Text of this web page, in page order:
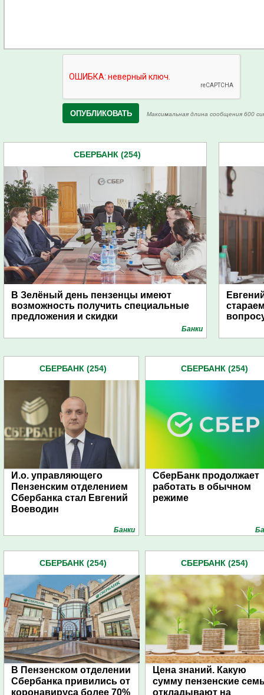
Максимальная длина сообщения 600
СБЕРБАНК (254)
В Зелёный день пензенцы имеют
возможность получить специальные
предложения и скидки
Банки
СБЕРБАНК (254)
И.о. управляющего
Пензенским отделением
Сбербанка стал Евгений
Воеводин
Банки
СБЕРБАНК (254)
СберБанк продолжает
работать в обычном
режиме
СБЕРБАНК (254)
В Пензенском отделении
Сбербанка привились от
коронавируса более 70%
СБЕРБАНК (254)
Цена знаний. Какую
сумму пензенские
откладывают на